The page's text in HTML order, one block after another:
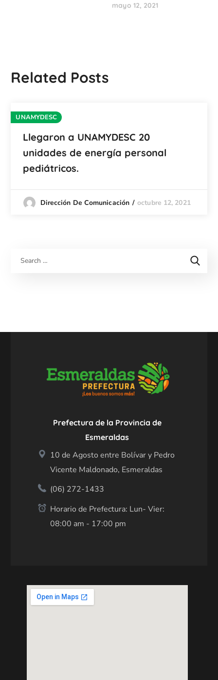
mayo 12, 2021
Related Posts
UNAMYDESC
Llegaron a UNAMYDESC 20
unidades de energía personal
pediátricos.
Dirección De Comunicación octubre 12, 2021
Prefectura de la Provincia de
Esmeraldas
10 de Agosto entre Bolívar y Pedro
Vicente Maldonado, Esmeraldas
(06) 272-1433
Horario de Prefectura: Lun- Vier:
08:00 am - 17:00 pm